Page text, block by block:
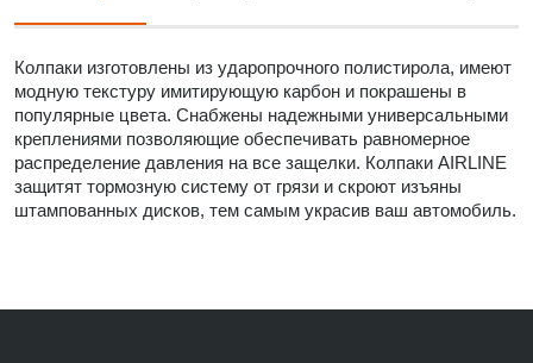
Колпаки изготовлены из ударопрочного полистирола, имеют
модную текстуру имитирующую карбон и покрашены в
популярные цвета. Снабжены надежными универсальными
креплениями позволяющие обеспечивать равномерное
распределение давления на все защелки. Колпаки AIRLINE
защитят тормозную систему от грязи и скроют изъяны
штампованных дисков, тем самым украсив ваш автомобиль.